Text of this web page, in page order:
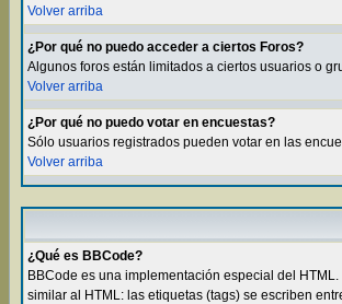
Volver arriba
¿Por qué no puedo acceder a ciertos Foros?
Algunos foros están limitados a ciertos usuarios o
Volver arriba
¿Por qué no puedo votar en encuestas?
Sólo usuarios registrados pueden votar en las
Volver arriba
¿Qué es BBCode?
BBCode es una implementación especial del
similar al HTML: las etiquetas (tags) se escriben